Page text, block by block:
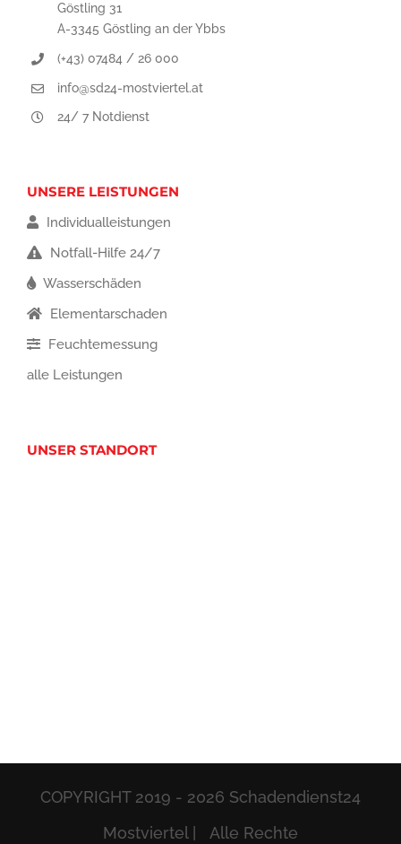
Göstling 31
A-3345 Göstling an der Ybbs
(+43) 07484 / 26 000
info@sd24-mostviertel.at
24/ 7 Notdienst
UNSERE LEISTUNGEN
Individualleistungen
Notfall-Hilfe 24/7
Wasserschäden
Elementarschaden
Feuchtemessung
alle Leistungen
UNSER STANDORT
COPYRIGHT 2019 - 2026 Schadendienst24
Mostviertel | Alle Rechte